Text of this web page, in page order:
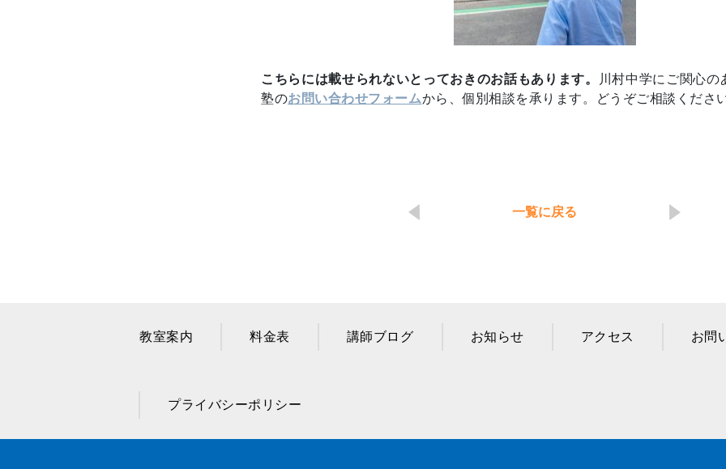
こちらには載せられないとっておきのお話もあります。
川村中学にご関心の
塾のお問い合わせフォームから、個別相談を承ります。どうぞご相談くださ
一覧に戻る
教室案内 料金表 講師ブログ お知らせ アクセス お問
プライバシーポリシー